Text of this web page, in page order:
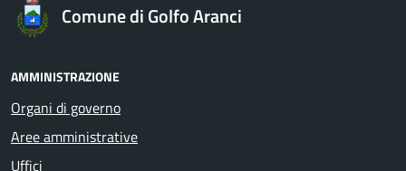
Comune di Golfo Aranci
AMMINISTRAZIONE
Organi di governo
Aree amministrative
Uffici